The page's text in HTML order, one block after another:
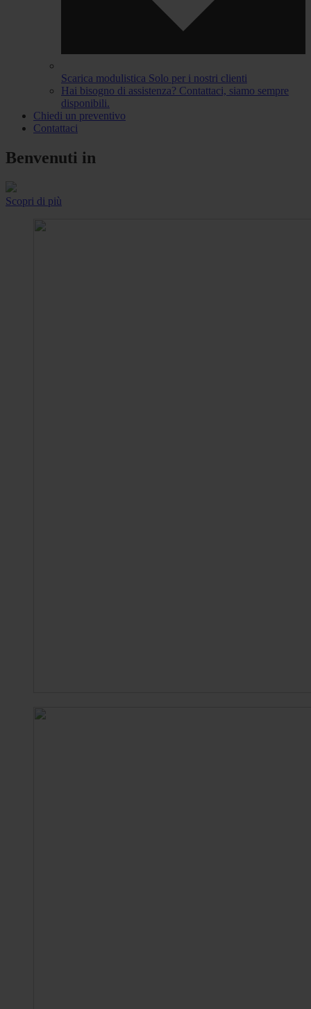
Scarica modulistica Solo per i nostri clienti
Hai bisogno di assistenza? Contattaci, siamo sempre
disponibili.
Chiedi un preventivo
Contattaci
Benvenuti in
Scopri di più